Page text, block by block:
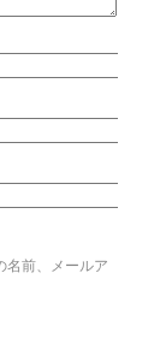
名前、メールア